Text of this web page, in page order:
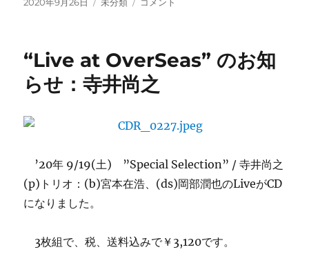
ー
寺
井
尚
ト
オ
宮
(b)、
“Live at OverSeas” のお知
らせ：寺井尚之
’20年 9/19(土) ”Special Selection” / 寺井尚之
(p)トリオ：(b)宮本在浩、(ds)岡部潤也のLiveがCD
になりました。
3枚組で、税、送料込みで￥3,120です。